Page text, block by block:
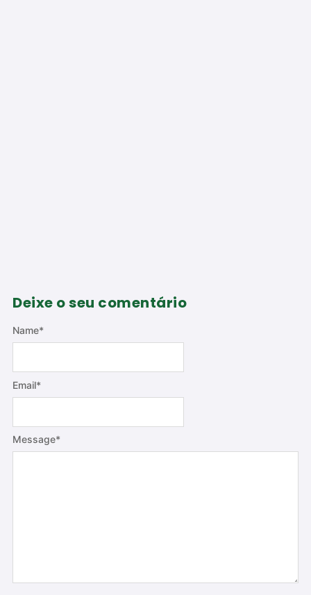
Deixe o seu comentário
Message*
Name*
Email*